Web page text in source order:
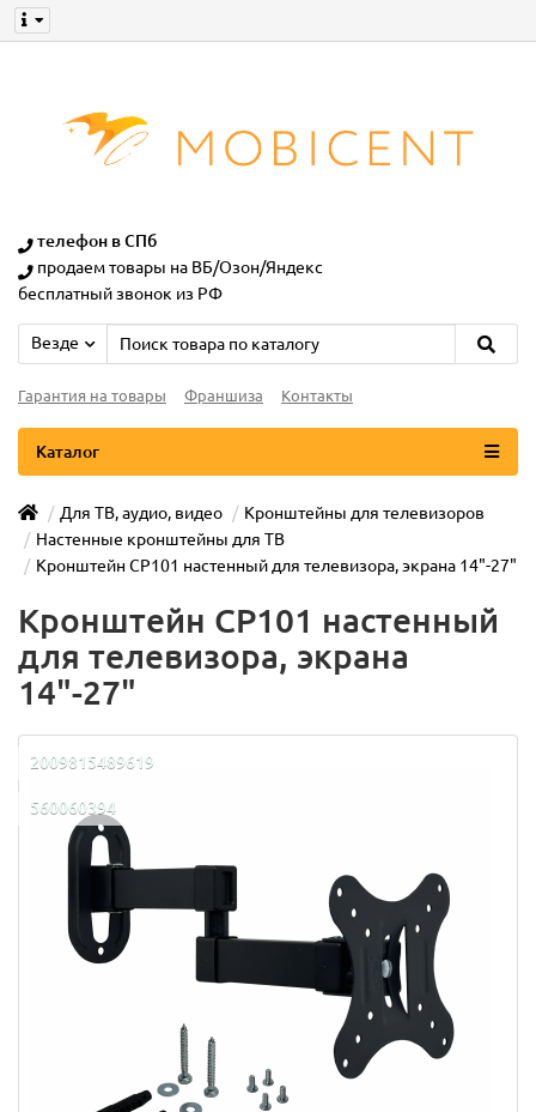
телефон в СПб
продаем товары на ВБ/Озон/Яндекс
бесплатный звонок из РФ
Везде
Гарантия на товары Франшиза Контакты
Каталог
Для ТВ, аудио, видео
Кронштейны для телевизоров
Настенные кронштейны для ТВ
Кронштейн CP101 настенный для телевизора, экрана 14"-27"
Кронштейн CP101 настенный
для телевизора, экрана
14"-27"
2009815489619
560060394